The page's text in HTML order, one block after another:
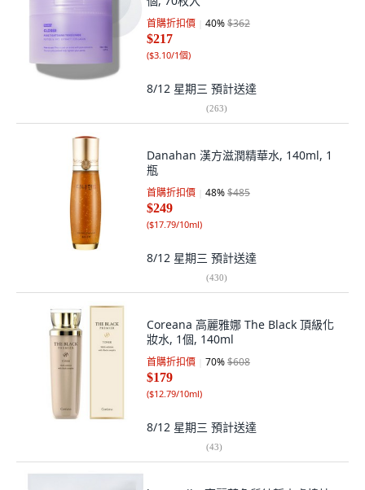
首購折扣價 40%$362
$217
($3.10/1個)
8/12 星期三 預計送達
(263)
Danahan 漢方滋潤精華水, 140ml, 1
瓶
首購折扣價 48%$485
$249
($17.79/10ml)
8/12 星期三 預計送達
(430)
Coreana 高麗雅娜 The Black 頂級化
妝水, 1個, 140ml
首購折扣價 70%$608
$179
($12.79/10ml)
8/12 星期三 預計送達
(43)